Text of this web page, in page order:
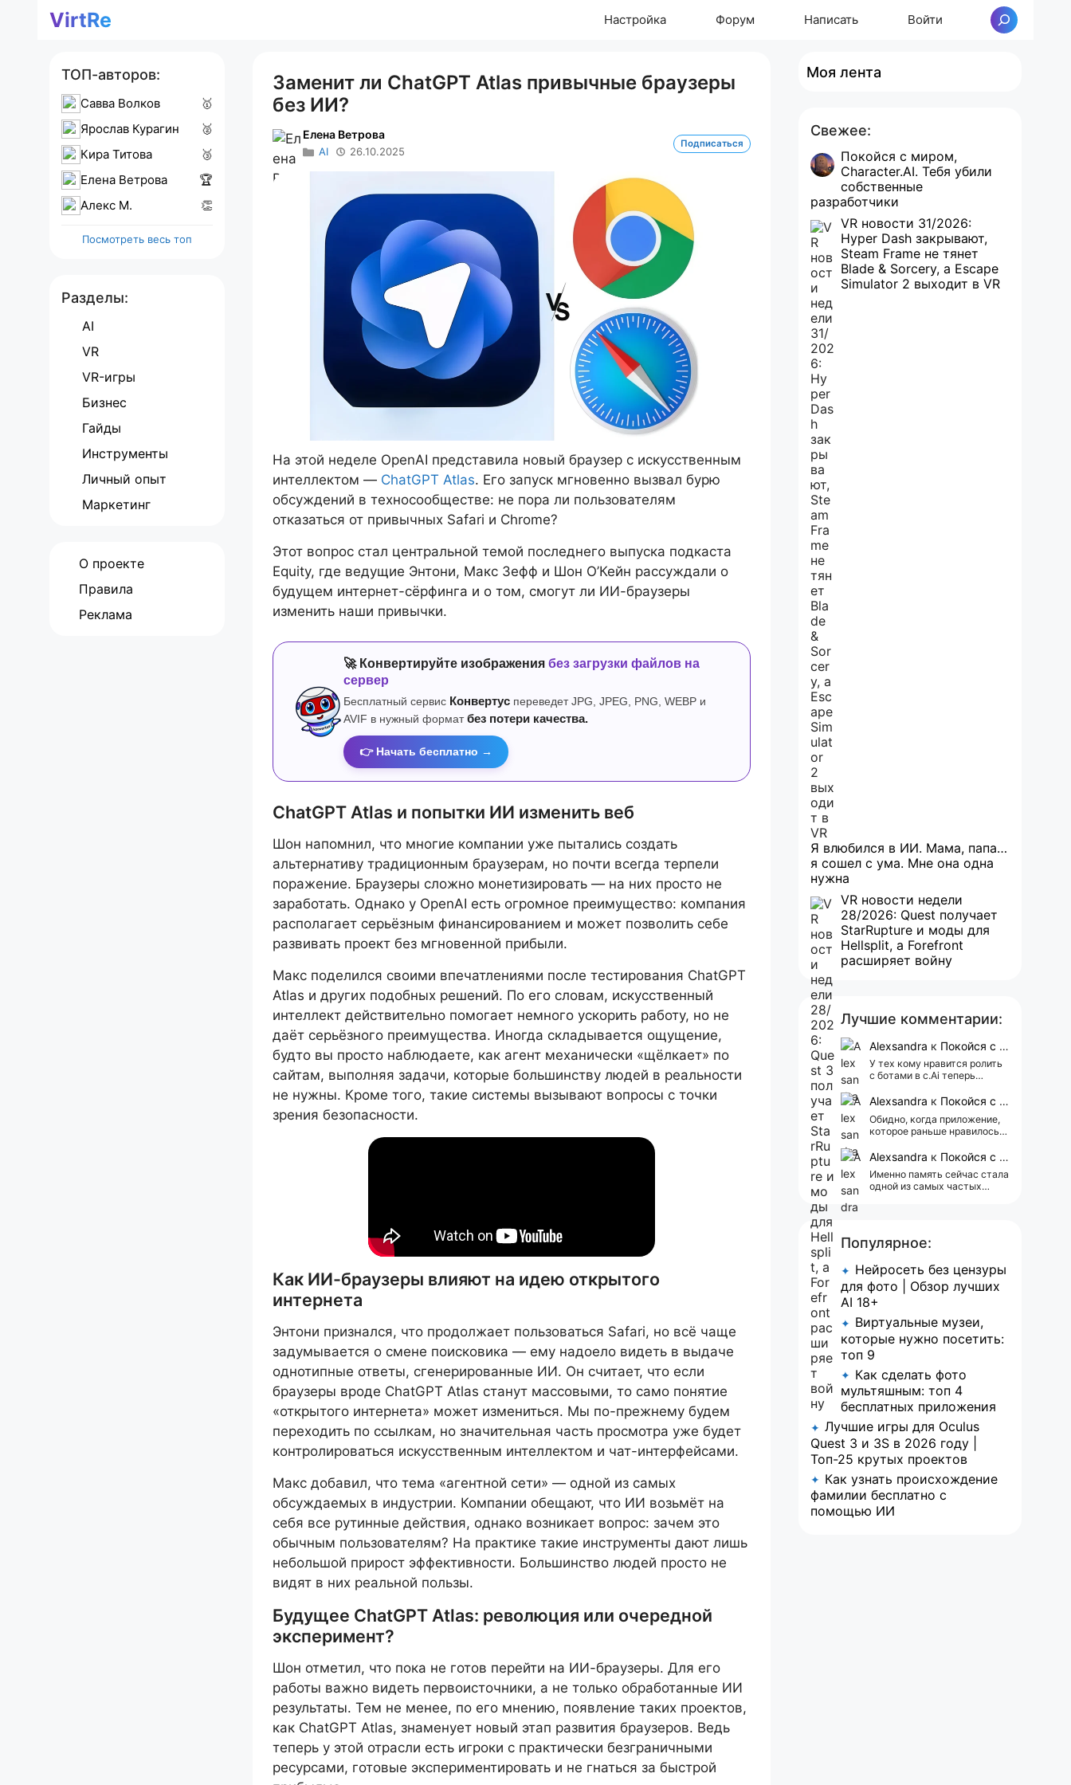
ПерейтиVirtRe Настройка Форум Написать Войти Поиск
Заменит ли ChatGPT Atlas привычные браузеры
без ИИ?
Елена Ветрова
AI 26.10.2025
Подписаться
На этой неделе OpenAI представила новый браузер с искусственным
интеллектом — ChatGPT Atlas. Его запуск мгновенно вызвал бурю
обсуждений в техносообществе: не пора ли пользователям
отказаться от привычных Safari и Chrome?
Этот вопрос стал центральной темой последнего выпуска подкаста
Equity, где ведущие Энтони, Макс Зефф и Шон О’Кейн рассуждали о
будущем интернет-сёрфинга и о том, смогут ли ИИ-браузеры
изменить наши привычки.
🚀 Конвертируйте изображения без загрузки файлов на
сервер
Бесплатный сервис Конвертус переведет JPG, JPEG, PNG, WEBP и
AVIF в нужный формат без потери качества.
👉 Начать бесплатно →
ChatGPT Atlas и попытки ИИ изменить веб
Шон напомнил, что многие компании уже пытались создать
альтернативу традиционным браузерам, но почти всегда терпели
поражение. Браузеры сложно монетизировать — на них просто не
заработать. Однако у OpenAI есть огромное преимущество: компания
располагает серьёзным финансированием и может позволить себе
развивать проект без мгновенной прибыли.
Макс поделился своими впечатлениями после тестирования ChatGPT
Atlas и других подобных решений. По его словам, искусственный
интеллект действительно помогает немного ускорить работу, но не
даёт серьёзного преимущества. Иногда складывается ощущение,
будто вы просто наблюдаете, как агент механически «щёлкает» по
сайтам, выполняя задачи, которые большинству людей в реальности
не нужны. Кроме того, такие системы вызывают вопросы с точки
зрения безопасности.
Как ИИ-браузеры влияют на идею открытого
интернета
Энтони признался, что продолжает пользоваться Safari, но всё чаще
задумывается о смене поисковика — ему надоело видеть в выдаче
однотипные ответы, сгенерированные ИИ. Он считает, что если
браузеры вроде ChatGPT Atlas станут массовыми, то само понятие
«открытого интернета» может измениться. Мы по-прежнему будем
переходить по ссылкам, но значительная часть просмотра уже будет
контролироваться искусственным интеллектом и чат-интерфейсами.
Макс добавил, что тема «агентной сети» — одной из самых
обсуждаемых в индустрии. Компании обещают, что ИИ возьмёт на
себя все рутинные действия, однако возникает вопрос: зачем это
обычным пользователям? На практике такие инструменты дают лишь
небольшой прирост эффективности. Большинство людей просто не
видят в них реальной пользы.
Будущее ChatGPT Atlas: революция или очередной
эксперимент?
Шон отметил, что пока не готов перейти на ИИ-браузеры. Для его
работы важно видеть первоисточники, а не только обработанные ИИ
результаты. Тем не менее, по его мнению, появление таких проектов,
как ChatGPT Atlas, знаменует новый этап развития браузеров. Ведь
теперь у этой отрасли есть игроки с практически безграничными
ресурсами, готовые экспериментировать и не гнаться за быстрой
ТОП-авторов:
Савва Волков
🥇
Ярослав Курагин
🥈
Кира Титова
🥉
Елена Ветрова
🏆
Алекс M.
👏
Посмотреть весь топ
Разделы:
AI
VR
VR-игры
Бизнес
Гайды
Инструменты
Личный опыт
Маркетинг
О проекте
Правила
Реклама
Моя лента
Свежее:
Покойся с миром,
Character.AI. Тебя убили
собственные
разработчики
VR новости 31/2026:
Hyper Dash закрывают,
Steam Frame не тянет
Blade & Sorcery, а Escape
Simulator 2 выходит в VR
Я влюбился в ИИ. Мама, папа…
я сошел с ума. Мне она одна
нужна
VR новости недели
28/2026: Quest получает
StarRupture и моды для
Hellsplit, а Forefront
расширяет войну
Лучшие комментарии:
Alexsandra к Покойся с миром, Character.AI. Тебя убили собственные разработчики
У тех кому нравится ролить
с ботами в c.Ai теперь
АААААА 😁 ХВАТИТ 🤯😖😵‍💫
Alexsandra к Покойся с миром, Character.AI. Тебя убили собственные разработчики
Обидно, когда приложение,
которое раньше нравилось, а
реклама 😢
Alexsandra к Покойся с миром, Character.AI. Тебя убили собственные разработчики
Именно память сейчас стала
одной из самых частых
Популярное:
✦ Нейросеть без цензуры
для фото | Обзор лучших
AI 18+
✦ Виртуальные музеи,
которые нужно посетить:
топ 9
✦ Как сделать фото
мультяшным: топ 4
бесплатных приложения
✦ Лучшие игры для Oculus
Quest 3 и 3S в 2026 году |
Топ-25 крутых проектов
✦ Как узнать происхождение
фамилии бесплатно с
помощью ИИ